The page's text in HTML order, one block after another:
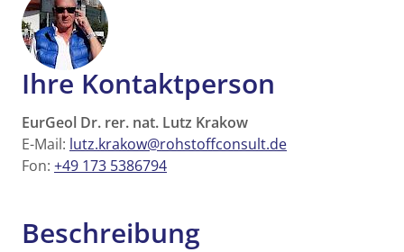
Ihre Kontaktperson
EurGeol Dr. rer. nat. Lutz Krakow
E-Mail: lutz.krakow@rohstoffconsult.de
Fon: +49 173 5386794
Beschreibung